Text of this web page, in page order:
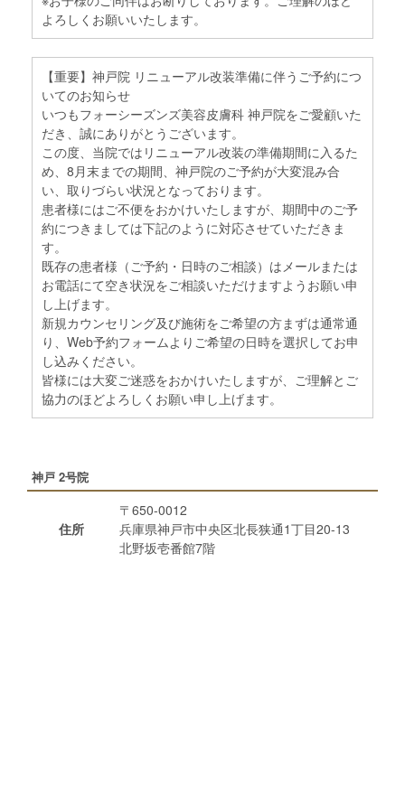
よろしくお願いいたします。
【重要】神戸院 リニューアル改装準備に伴うご予約につ
いてのお知らせ
いつもフォーシーズンズ美容皮膚科 神戸院をご愛顧いた
だき、誠にありがとうございます。
この度、当院ではリニューアル改装の準備期間に入るた
め、8月末までの期間、神戸院のご予約が大変混み合
い、取りづらい状況となっております。
患者様にはご不便をおかけいたしますが、期間中のご予
約につきましては下記のように対応させていただきま
す。
既存の患者様（ご予約・日時のご相談）はメールまたは
お電話にて空き状況をご相談いただけますようお願い申
し上げます。
新規カウンセリング及び施術をご希望の方まずは通常通
り、Web予約フォームよりご希望の日時を選択してお申
し込みください。
皆様には大変ご迷惑をおかけいたしますが、ご理解とご
協力のほどよろしくお願い申し上げます。
神戸 2号院
住所
〒650-0012
兵庫県神戸市中央区北長狭通1丁目20-13
北野坂壱番館7階